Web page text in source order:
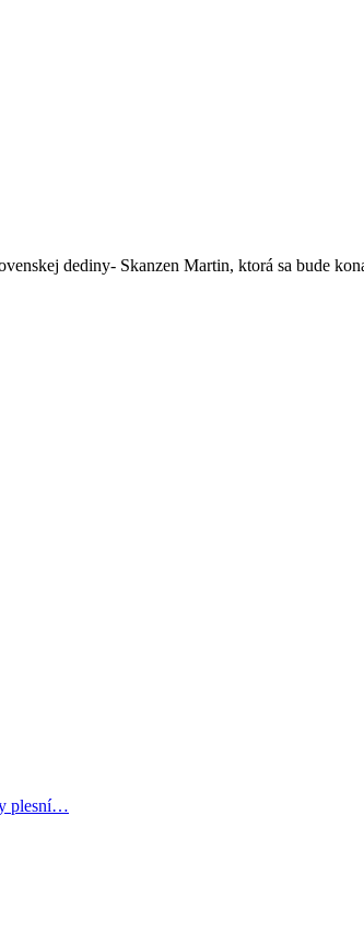
dediny- Skanzen Martin, ktorá sa bude
plesní…